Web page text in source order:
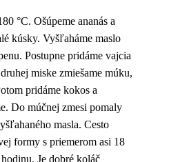
°C. Ošúpeme ananás a
kúsky. Vyšľaháme maslo
Postupne pridáme vajcia
miske zmiešame múku,
pridáme kokos a
Do múčnej zmesi pomaly
masla. Cesto
formy s priemerom asi 18
Je dobré koláč